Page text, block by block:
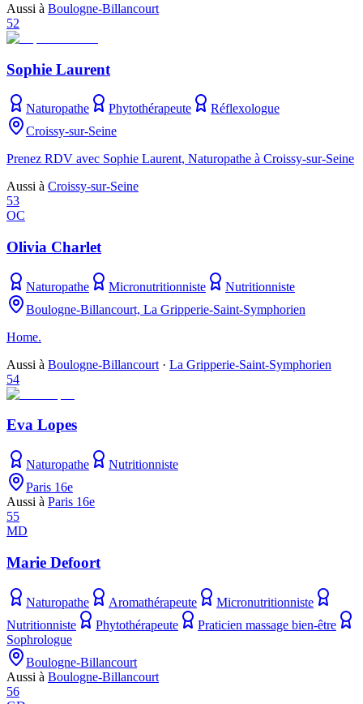
Aussi à Boulogne-Billancourt
52
Sophie Laurent
Naturopathe Phytothérapeute
Réflexologue
Croissy-sur-Seine
Prenez RDV avec Sophie Laurent, Naturopathe à Croissy-sur-Seine
Aussi à Croissy-sur-Seine
53
OC
Olivia Charlet
Naturopathe Micronutritionniste
Nutritionniste
Boulogne-Billancourt, La Gripperie-Saint-Symphorien
Home.
Aussi à Boulogne-Billancourt · La Gripperie-Saint-Symphorien
54
Eva Lopes
Naturopathe
Nutritionniste
Paris 16e
Aussi à Paris 16e
55
MD
Marie Defoort
Naturopathe Aromathérapeute
Micronutritionniste
Nutritionniste
Phytothérapeute
Praticien massage bien-être
Sophrologue
Boulogne-Billancourt
Aussi à Boulogne-Billancourt
56